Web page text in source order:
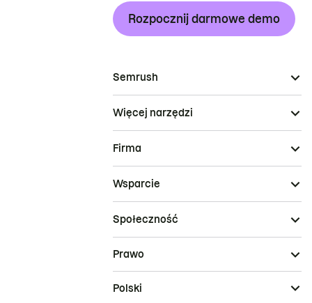
Rozpocznij darmowe demo
Semrush
Więcej narzędzi
Firma
Wsparcie
Społeczność
Prawo
Polski